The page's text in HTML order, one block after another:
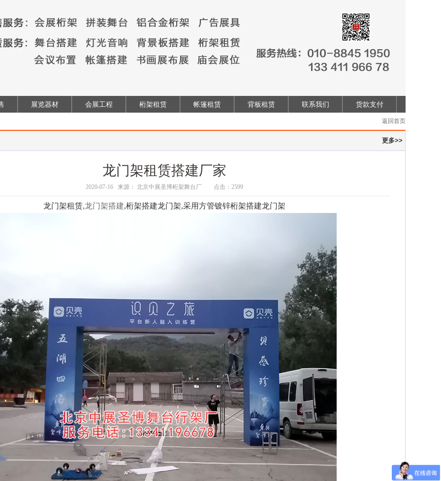
展览器材 会展工程 桁架租赁 帐篷租赁 背板租赁 联系我们 货款支付
返回首页
更多>>
龙门架租赁搭建厂家
2020-07-16 来源： 北京中展圣博桁架舞台厂 点击： 2599
龙门架租赁,龙门架搭建,桁架搭建龙门架,采用方管镀锌桁架搭建龙门架